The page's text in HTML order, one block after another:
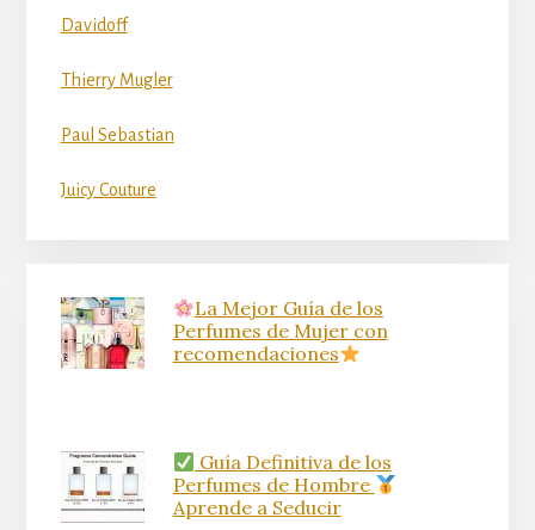
Davidoff
Thierry Mugler
Paul Sebastian
Juicy Couture
La Mejor Guía de los
Perfumes de Mujer con
recomendaciones
Guía Definitiva de los
Perfumes de Hombre
Aprende a Seducir